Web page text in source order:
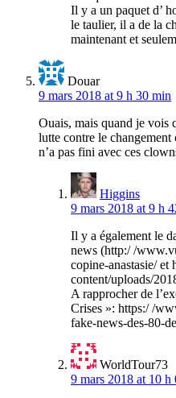
Il y a un paquet d’
le taulier, il a de la
maintenant et
Douar
9 mars 2018 at 9 h 30 min
Ouais, mais quand je vois
lutte contre le
n’a pas fini avec ces
Higgins
9 mars 2018 at 9 h
Il y a également le
news (http:/ /
copine-anastasie/
content/uploads/
A rapprocher de
Crises »: https:/ /
fake-news-des-80-
WorldTour73
9 mars 2018 at 10 h